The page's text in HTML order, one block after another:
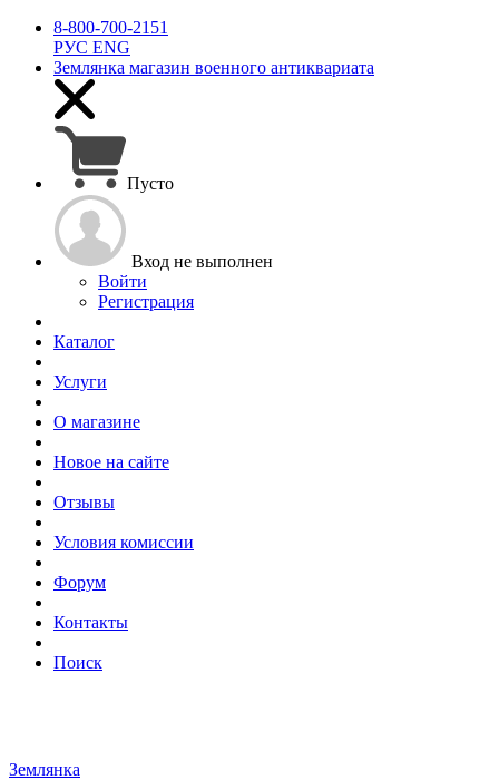
8-800-700-2151
РУС ENG
Землянка магазин военного антиквариата
Пусто
Вход не выполнен
Войти
Регистрация
Каталог
Услуги
О магазине
Новое на сайте
Отзывы
Условия комиссии
Форум
Контакты
Поиск
Землянка